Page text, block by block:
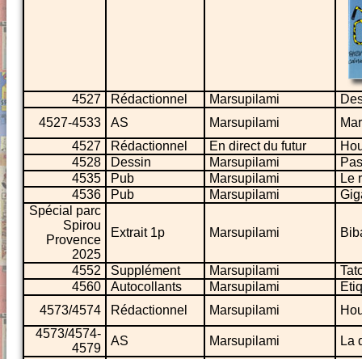
4527 Rédactionnel Marsupilami
4527-4533
AS Marsupilami
4527
Rédactionnel En direct du futur
4528
Dessin Marsupilami
4535
Pub Marsupilami
Le
4536
Pub Marsupilami
Spécial parc
Spirou
Provence
2025
Extrait 1p Marsupilami
4552 Supplément Marsupilami
4560
Autocollants Marsupilami
4573/4574
Rédactionnel Marsupilami
4573/4574-
4579
AS Marsupilami
La